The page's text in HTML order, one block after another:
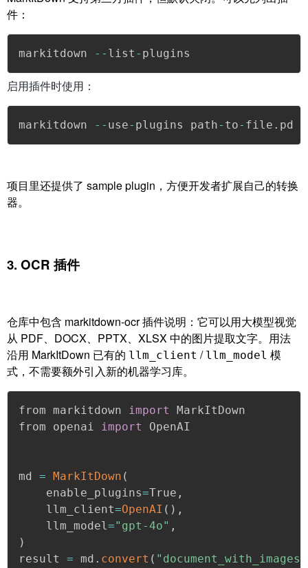
件：
markitdown -- list - plugins
启用插件时使用：
markitdown -- use- plugins path- to- file . pd
项目里还提供了 sample plugin，方便开发者扩展自己的转换
器。
3. OCR 插件
仓库中包含 markitdown-ocr 插件说明：它可以用大模型视觉
从 PDF、DOCX、PPTX、XLSX 中的图片提取文字。用法
沿用 MarkItDown 已有的 llm_client / llm_model 模
式，不需要额外引入新的机器学习库。
from markitdown import
MarkItDown
from openai import OpenAI
md = MarkItDown (
    enable_plugins
=True ,
    llm_client
=OpenAI ( ) ,
    llm_model
="gpt-4o" ,
)
result = md . convert (